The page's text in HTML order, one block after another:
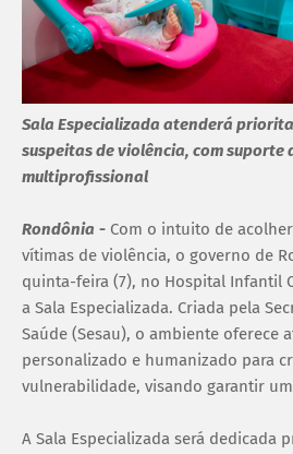
Sala Especializada atenderá
suspeitas de violência, com suporte
multiprofissional
Rondônia - Com o intuito de
vítimas de violência, o governo de
quinta-feira (7), no Hospital Infantil
a Sala Especializada. Criada pela
Saúde (Sesau), o ambiente oferece
personalizado e humanizado para
vulnerabilidade, visando garantir
A Sala Especializada será dedicada